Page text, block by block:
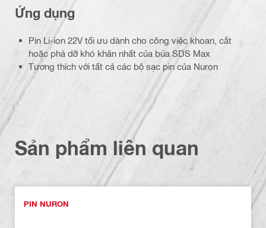
Ứng dụng
Pin Li-ion 22V tối ưu dành cho công việc khoan, cắt
hoặc phá dỡ khó khăn nhất của búa SDS Max
Tương thích với tất cả các bộ sạc pin của Nuron
Sản phẩm liên quan
PIN NURON